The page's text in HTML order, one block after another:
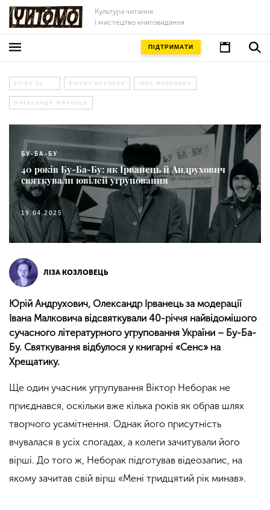
Культура читання
і мистецтво книговидання
ПІДТРИМАТИ
БУ-БА-БУ ВІКТОР НЕБОРАК ІВАН МАЛКОВИЧ
ОЛЕКСАНДР ІРВАНЕЦЬ
БУ-БА-БУ
40 років Бу-Ба-Бу: як Ірванець й Андрухович
святкували ювілей угруповання
19.04.2025
ЛІЗА КОЗЛОВЕЦЬ
Юрій Андрухович, Олександр Ірванець за модерації
Івана Малковича відсвяткували 40-річчя найвідомішого
сучасного літературного угруповання України – Бу-Ба-
Бу. Святкування відбулося у книгарні «Сенс» на
Хрещатику.
Ще один учасник угрупування Віктор Неборак не
приєднався, оскільки вже кілька років як обрав шлях
творчого усамітнення. Однак його присутність
вчувалася в усіх спогадах, а колеги зачитували його
вірші. До того ж, Неборак підготував відеозапис, на
якому зачитав свій вірш «Мені тридцятий рік минав».